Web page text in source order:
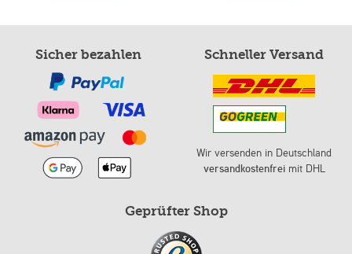
Sicher bezahlen Schneller Versand
Wir versenden in Deutschland
versandkostenfreimit DHL
Geprüfter Shop